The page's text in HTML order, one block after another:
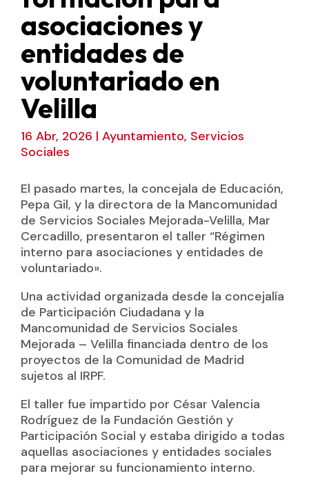
asociaciones y
entidades de
voluntariado en
Velilla
16 Abr, 2026 | Ayuntamiento, Servicios
Sociales
El pasado martes, la concejala de Educación,
Pepa Gil, y la directora de la Mancomunidad
de Servicios Sociales Mejorada-Velilla, Mar
Cercadillo, presentaron el taller “Régimen
interno para asociaciones y entidades de
voluntariado».
Una actividad organizada desde la concejalía
de Participación Ciudadana y la
Mancomunidad de Servicios Sociales
Mejorada – Velilla financiada dentro de los
proyectos de la Comunidad de Madrid
sujetos al IRPF.
El taller fue impartido por César Valencia
Rodríguez de la Fundación Gestión y
Participación Social y estaba dirigido a todas
aquellas asociaciones y entidades sociales
para mejorar su funcionamiento interno.